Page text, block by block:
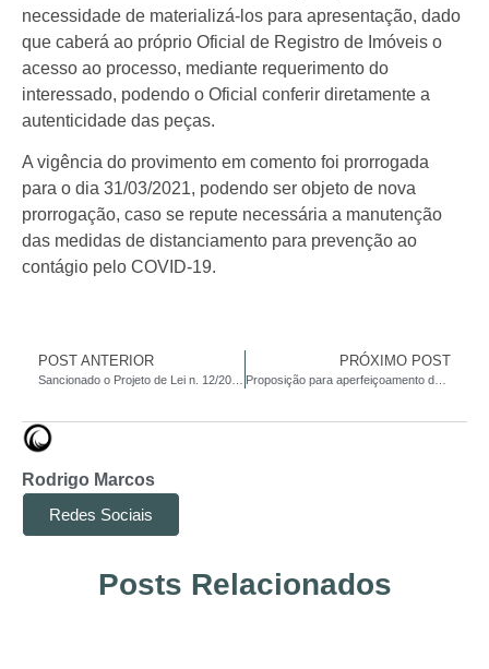
necessidade de materializá-los para apresentação, dado
que caberá ao próprio Oficial de Registro de Imóveis o
acesso ao processo, mediante requerimento do
interessado, podendo o Oficial conferir diretamente a
autenticidade das peças.
A vigência do provimento em comento foi prorrogada
para o dia 31/03/2021, podendo ser objeto de nova
prorrogação, caso se repute necessária a manutenção
das medidas de distanciamento para prevenção ao
contágio pelo COVID-19.
POST ANTERIOR
Sancionado o Projeto de Lei n. 12/2015 (Senado Federal), originário do Executivo, que altera a legislação sobre terrenos de marinha
PRÓXIMO POST
Proposição para aperfeiçoamento das Normas Judiciais de Serviço da CGJ/SP
Rodrigo Marcos
Redes Sociais
Posts Relacionados